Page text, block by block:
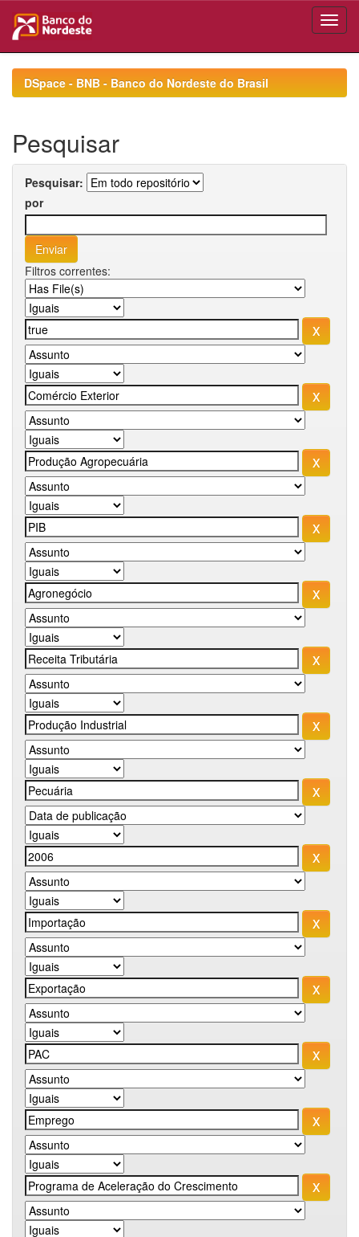
navigationDSpace - BNB - Banco do Nordeste do Brasil
Pesquisar
Pesquisar:
por
Filtros correntes: